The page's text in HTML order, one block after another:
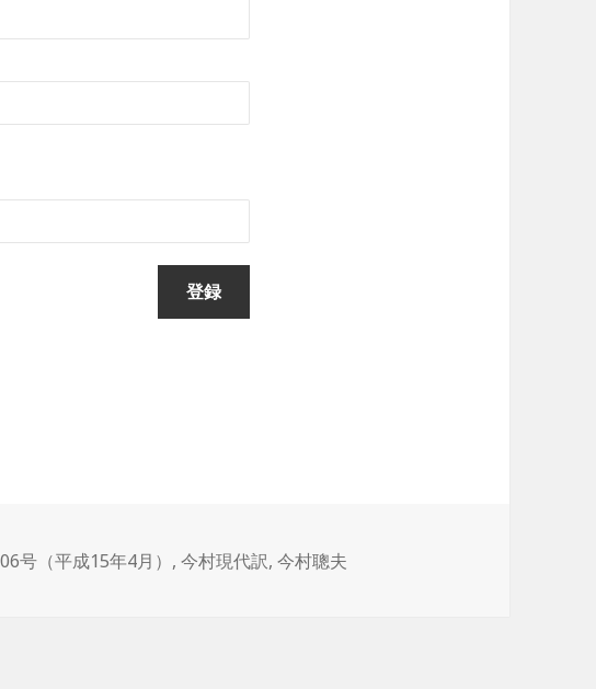
号（平成15年4月） ,今村現代訳,今村聰夫